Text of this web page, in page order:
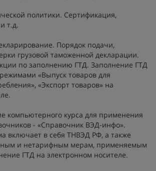
политики. Сертификация,
т.д.
Порядок подачи,
грузовой таможенной декларации.
по заполнению ГТД. Заполнение ГТД
«Выпуск товаров для
«Экспорт товаров» на
компьютерного курса для применения
- «Справочник ВЭД-инфо».
включает в себя ТНВЭД РФ, а также
и нетарифным мерам, применяемым
ГТД на электронном носителе.